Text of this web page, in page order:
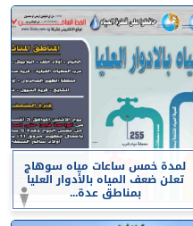
لمدة خمس ساعات مياه سوهاج
تعلن ضعف المياه بالأدوار العليا
بمناطق عدة...